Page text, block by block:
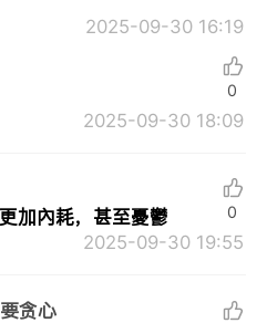
2025-09-30 16:19
2025-09-30 18:09
0
加內耗，甚至憂鬱
2025-09-30 19:55
0
贪心